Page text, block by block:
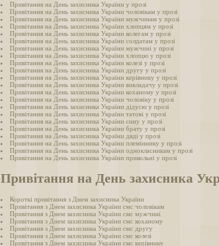
Привітання на День захисника України у прозі
Привітання на День захисника України чоловікам у прозі
Привітання на День захисника України мужчинам у прозі
Привітання на День захисника України хлопцям у прозі
Привітання на День захисника України колегам у прозі
Привітання на День захисника України солдатам у прозі
Привітання на День захисника України мужчині у прозі
Привітання на День захисника України хлопцю у прозі
Привітання на День захисника України колезі у прозі
Привітання на День захисника України другу у прозі
Привітання на День захисника України керівнику у прозі
Привітання на День захисника України викладачу у прозі
Привітання на День захисника України коханому у прозі
Привітання на День захисника України чоловіку у прозі
Привітання на День захисника України дідусю у прозі
Привітання на День захисника України татові у прозі
Привітання на День захисника України сину у прозі
Привітання на День захисника України брату у прозі
Привітання на День захисника України дяді у прозі
Привітання на День захисника України племіннику у прозі
Привітання на День захисника України однокласникам у прозі
Привітання на День захисника України прикольні у прозі
Привітання на День захисника
Короткі привітання з Днем захисника України
Привітання з Днем захисника України смс чоловікам
Привітання з Днем захисника України смс мужчині
Привітання з Днем захисника України смс коханому
Привітання з Днем захисника України смс другу
Привітання з Днем захисника України смс колезі
Привітання з Днем захисника України смс керівнику